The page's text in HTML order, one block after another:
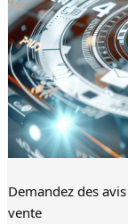
Demandez des
vente